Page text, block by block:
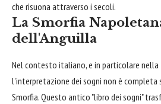
che risuona attraverso i secoli.
La Smorfia
dell'Anguilla
Nel contesto italiano, e in particolare
l'interpretazione dei sogni non è completa
Smorfia. Questo antico "libro dei sogni"